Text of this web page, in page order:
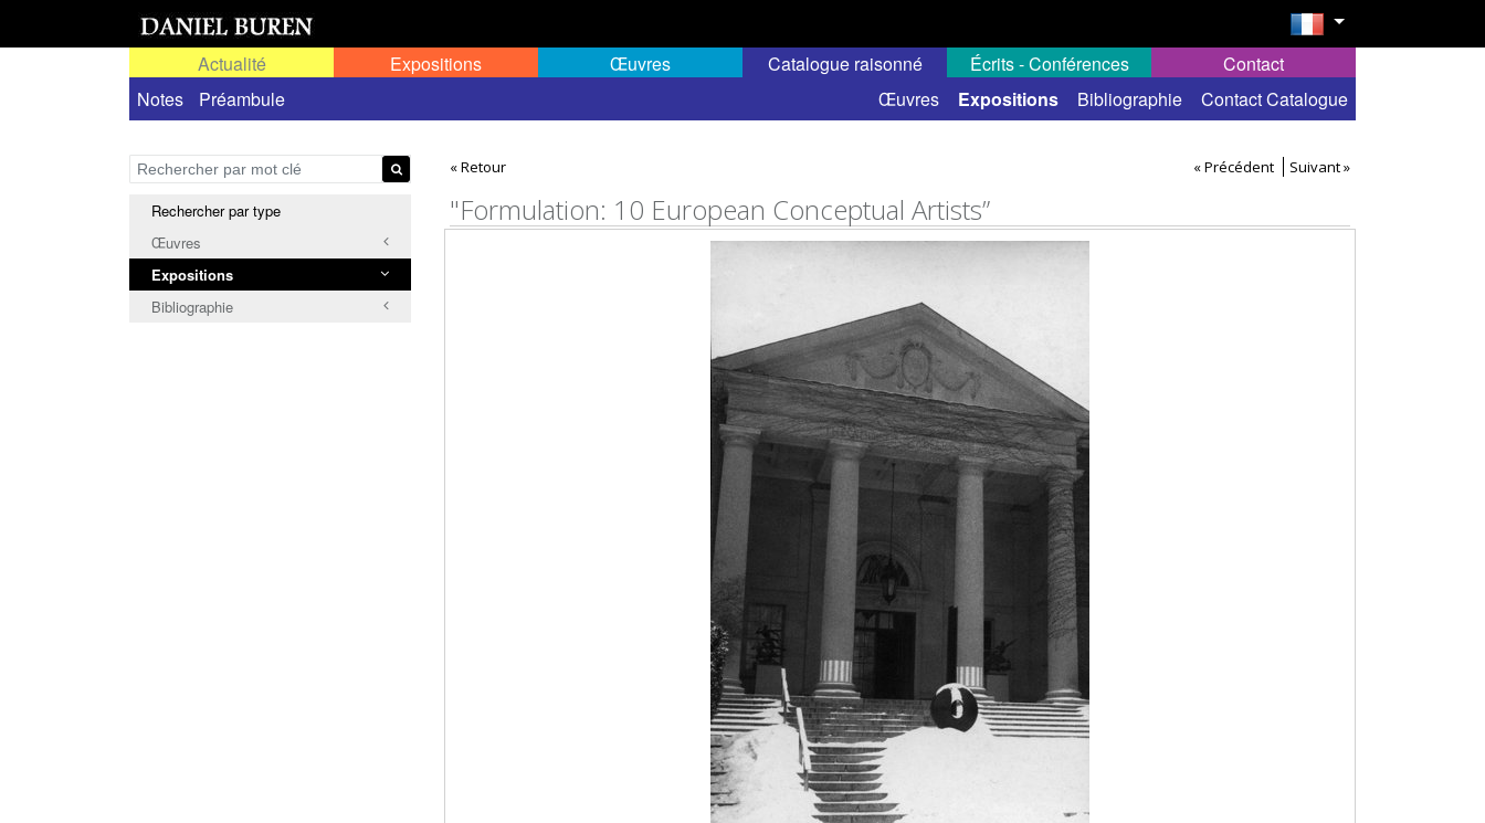
Actualité
Expositions
Toutes les expositions
Œuvres
Catalogue raisonné
Notes
Préambule Œuvres Expositions Bibliographie Contact Catalogue
Écrits - Conférences Contact
Rechercher par type
Œuvres
Expositions
Bibliographie
« Retour « Précédent Suivant »
"Formulation: 10 European Conceptual Artists”